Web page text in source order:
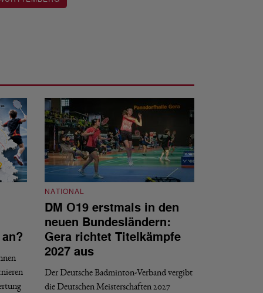
NATIONAL
DM O19 erstmals in den
neuen Bundesländern:
Gera richtet Titelkämpfe
2027 aus
Der Deutsche Badminton-Verband vergibt
die Deutschen Meisterschaften 2027